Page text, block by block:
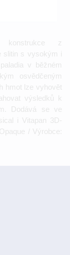
konstrukce z
slitin s vysokým i
v běžném
osvědčeným
hmot lze vyhovět
výsledků k
Dodává se ve
i Vitapan 3D-
/ Výrobce: